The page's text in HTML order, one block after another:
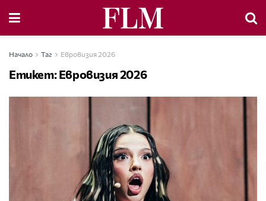
Начало Таг Евровизия 2026
Етикет:Евровизия 2026